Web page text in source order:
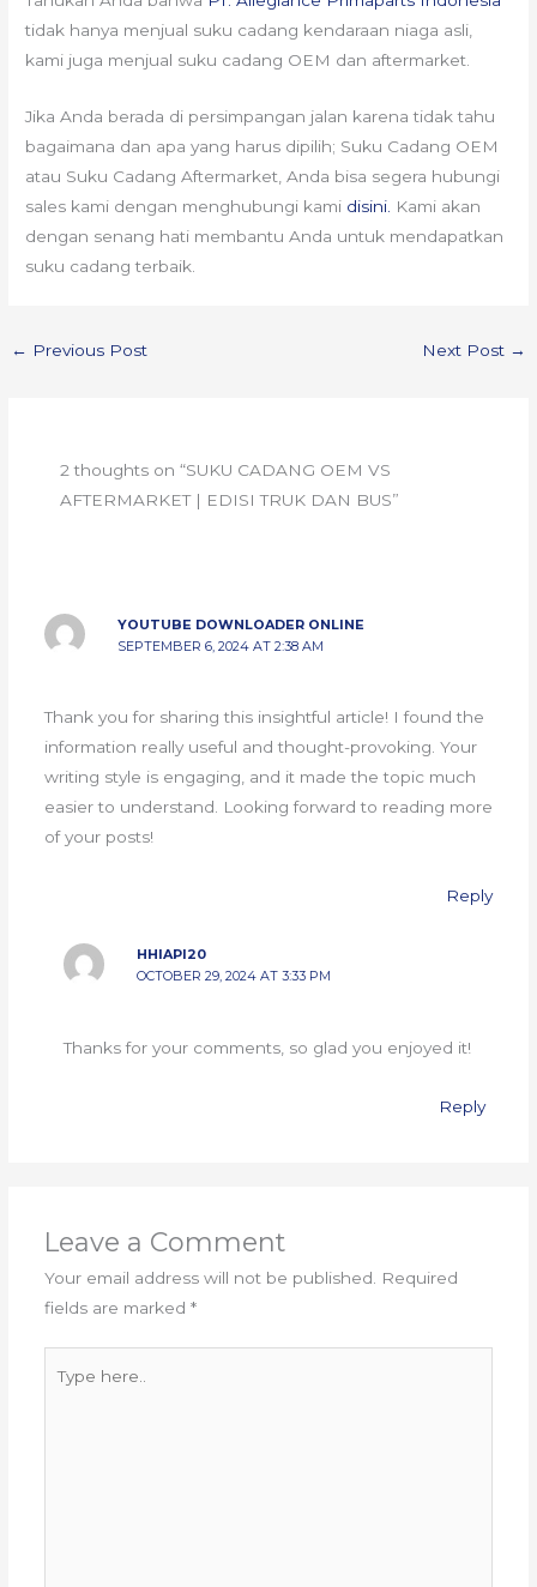
tidak hanya menjual suku cadang kendaraan niaga asli,
kami juga menjual suku cadang OEM dan aftermarket.
Jika Anda berada di persimpangan jalan karena tidak tahu
bagaimana dan apa yang harus dipilih; Suku Cadang OEM
atau Suku Cadang Aftermarket, Anda bisa segera hubungi
sales kami dengan menghubungi kami disini. Kami akan
dengan senang hati membantu Anda untuk mendapatkan
suku cadang terbaik.
← Previous Post Next Post →
2 thoughts on “SUKU CADANG OEM VS
AFTERMARKET | EDISI TRUK DAN BUS”
YOUTUBE DOWNLOADER ONLINE
SEPTEMBER 6, 2024 AT 2:38 AM
Thank you for sharing this insightful article! I found the
information really useful and thought-provoking. Your
writing style is engaging, and it made the topic much
easier to understand. Looking forward to reading more
of your posts!
Reply
HHIAPI20
OCTOBER 29, 2024 AT 3:33 PM
Thanks for your comments, so glad you enjoyed it!
Reply
Leave a Comment
Your email address will not be published.
Required
fields are marked *
here..